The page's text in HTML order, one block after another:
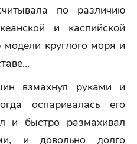
по различию
и каспийской
круглого моря и
взмахнул руками и
оспаривалась его
и быстро размахивал
и довольно долго